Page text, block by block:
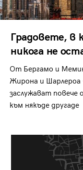
Градовете, в
никога не
От Бергамо и
Жирона и
заслужават повече
към някъде другаде